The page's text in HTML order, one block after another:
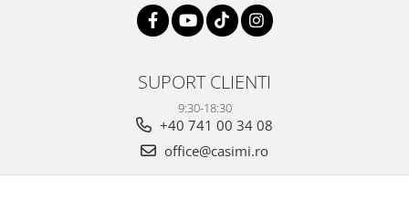
SUPORT CLIENTI
9:30-18:30
+40 741 00 34 08
office@casimi.ro